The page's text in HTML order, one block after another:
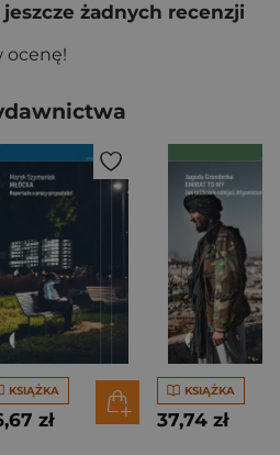
żadnych recenzji
ocenę!
KSIĄŻKA
zł
KSIĄŻKA
37,74 zł